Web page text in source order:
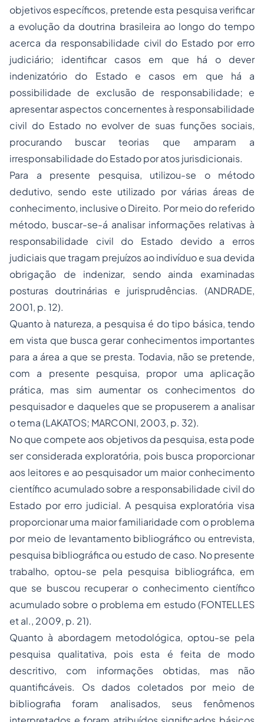
objetivos específicos, pretende esta pesquisa verificar
a evolução da doutrina brasileira ao longo do tempo
acerca da responsabilidade civil do Estado por erro
judiciário; identificar casos em que há o dever
indenizatório do Estado e casos em que há a
possibilidade de exclusão de responsabilidade; e
apresentar aspectos concernentes à responsabilidade
civil do Estado no evolver de suas funções sociais,
procurando buscar teorias que amparam a
irresponsabilidade do Estado por atos jurisdicionais.
Para a presente pesquisa, utilizou-se o método
dedutivo, sendo este utilizado por várias áreas de
conhecimento, inclusive o Direito. Por meio do referido
método, buscar-se-á analisar informações relativas à
responsabilidade civil do Estado devido a erros
judiciais que tragam prejuízos ao indivíduo e sua devida
obrigação de indenizar, sendo ainda examinadas
posturas doutrinárias e jurisprudências. (ANDRADE,
2001, p. 12).
Quanto à natureza, a pesquisa é do tipo básica, tendo
em vista que busca gerar conhecimentos importantes
para a área a que se presta. Todavia, não se pretende,
com a presente pesquisa, propor uma aplicação
prática, mas sim aumentar os conhecimentos do
pesquisador e daqueles que se propuserem a analisar
o tema (LAKATOS; MARCONI, 2003, p. 32).
No que compete aos objetivos da pesquisa, esta pode
ser considerada exploratória, pois busca proporcionar
aos leitores e ao pesquisador um maior conhecimento
científico acumulado sobre a responsabilidade civil do
Estado por erro judicial. A pesquisa exploratória visa
proporcionar uma maior familiaridade com o problema
por meio de levantamento bibliográfico ou entrevista,
pesquisa bibliográfica ou estudo de caso. No presente
trabalho, optou-se pela pesquisa bibliográfica, em
que se buscou recuperar o conhecimento científico
acumulado sobre o problema em estudo (FONTELLES
et al., 2009, p. 21).
Quanto à abordagem metodológica, optou-se pela
pesquisa qualitativa, pois esta é feita de modo
descritivo, com informações obtidas, mas não
quantificáveis. Os dados coletados por meio de
bibliografia foram analisados, seus fenômenos